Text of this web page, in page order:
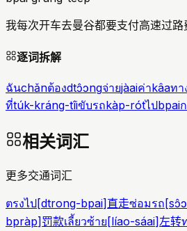
我每次开车去曼谷都要支付高速过路
逐词拆解
ฉันchǎnต้องdtɔ̂ɔngจ่ายjàaiค่าkâaทา
ที่túk-kráng-tîiขับรถkàp-rótไปbpai
相关词汇
更多交通词汇
ตรงไป[dtrong-bpai]直走ซ่อมรถ[
bpràp]罚款เลี้ยวซ้าย[líao-sáai]左转